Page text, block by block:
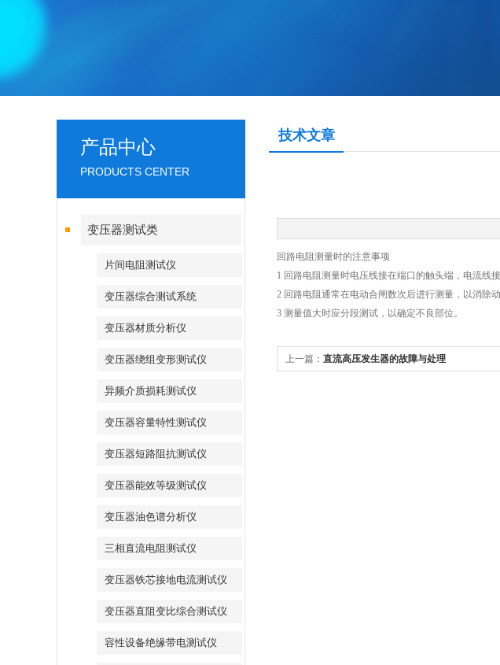
产品中心
PRODUCTS CENTER
变压器测试类
片间电阻测试仪
变压器综合测试系统
变压器材质分析仪
变压器绕组变形测试仪
异频介质损耗测试仪
变压器容量特性测试仪
变压器短路阻抗测试仪
变压器能效等级测试仪
变压器油色谱分析仪
三相直流电阻测试仪
变压器铁芯接地电流测试仪
变压器直阻变比综合测试仪
容性设备绝缘带电测试仪
技术文章
回路电阻测量时的注意事项
1 回路电阻测量时电压线接在端口的触头端，电流线
2 回路电阻通常在电动合闸数次后进行测量，以消除
3 测量值大时应分段测试，以确定不良部位。
上一篇： 直流高压发生器的故障与处理